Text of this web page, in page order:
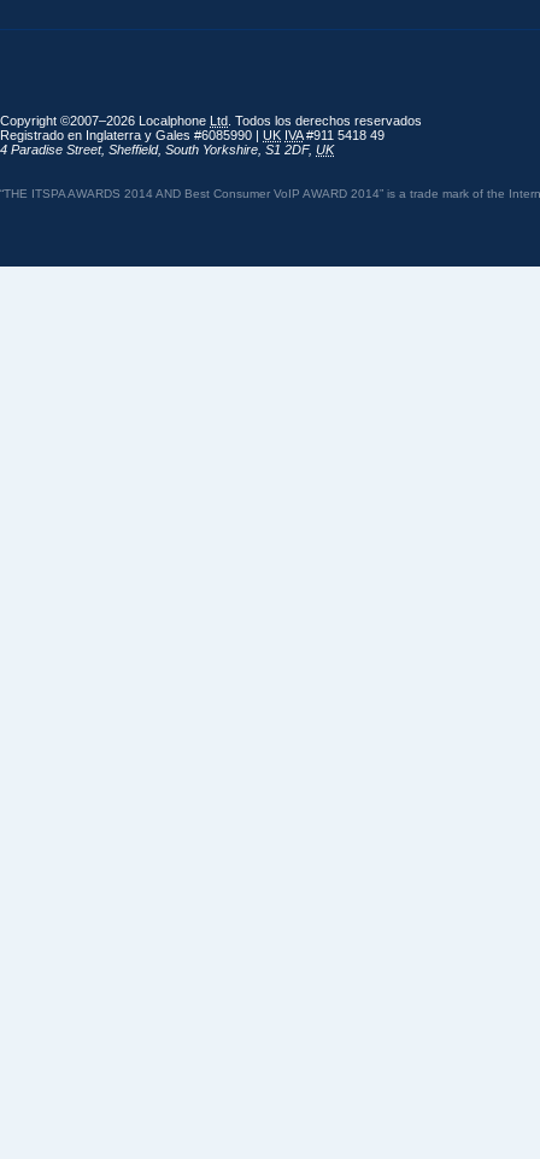
Copyright ©2007–2026 Localphone Ltd . Todos los derechos reservados
Registrado en Inglaterra y Gales #6085990 | UK IVA#911 5418 49
4 Paradise Street, Sheffield, South Yorkshire S1 2DF, UK
“THE ITSPA AWARDS 2014 AND Best Consumer VoIP AWARD 2014” is a trade mark of the